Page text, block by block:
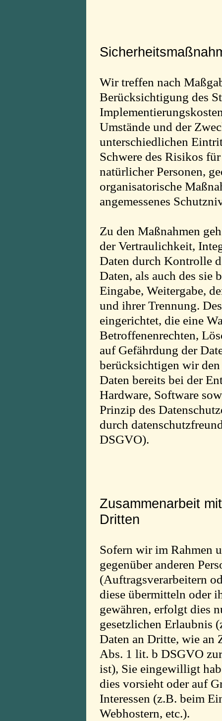
Wir treffen nach
Berücksichtigung des
Umstände und der
unterschiedlichen
Schwere des Risikos
natürlicher Personen,
organisatorische
angemessenes
Zu den Maßnahmen
der Vertraulichkeit,
Daten durch Kontrolle
Daten, als auch des sie
Eingabe, Weitergabe,
und ihrer Trennung.
eingerichtet, die eine
Betroffenenrechten,
auf Gefährdung der
berücksichtigen wir
Daten bereits bei der
Hardware, Software
Prinzip des
durch
DSGVO).
Zusammenarbeit
Dritten
Sofern wir im Rahmen
gegenüber anderen
(Auftragsverarbeitern
diese übermitteln oder
gewähren, erfolgt dies
gesetzlichen Erlaubnis
Daten an Dritte, wie an
Abs. 1 lit. b DSGVO
ist), Sie eingewilligt
dies vorsieht oder auf
Interessen (z.B. beim
Webhostern, etc.).